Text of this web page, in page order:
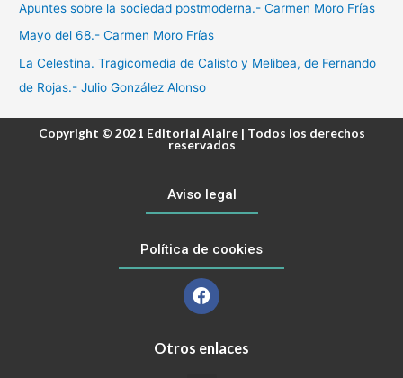
Apuntes sobre la sociedad postmoderna.- Carmen Moro Frías
Mayo del 68.- Carmen Moro Frías
La Celestina. Tragicomedia de Calisto y Melibea, de Fernando
de Rojas.- Julio González Alonso
Copyright © 2021 Editorial Alaire | Todos los derechos
reservados
Aviso legal
Política de cookies
Otros enlaces